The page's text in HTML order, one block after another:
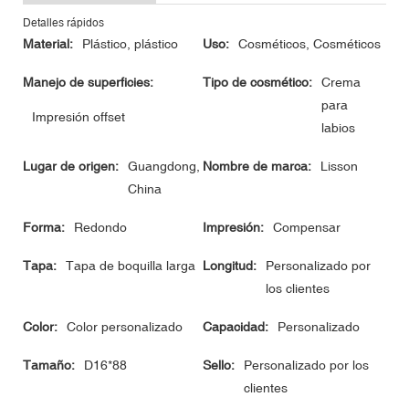
Detalles rápidos
Material: Plástico, plástico Uso: Cosméticos, Cosméticos
Manejo de superficies:
Impresión offset
Tipo de cosmético:
Crema
para
labios
Lugar de origen:
Guangdong,
China
Nombre de marca: Lisson
Forma: Redondo Impresión: Compensar
Tapa: Tapa de boquilla larga Longitud:
Personalizado por
los clientes
Color: Color personalizado Capacidad: Personalizado
Tamaño: D16*88 Sello:
Personalizado por los
clientes